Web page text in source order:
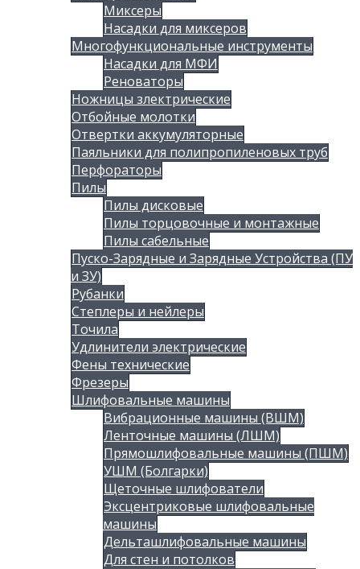
Миксеры
Насадки для миксеров
Многофункциональные инструменты
Насадки для МФИ
Реноваторы
Ножницы злектрические
Отбойные молотки
Отвертки аккумуляторные
Паяльники для полипропиленовых труб
Перфораторы
Пилы
Пилы дисковые
Пилы торцовочные и монтажные
Пилы сабельные
Пуско-Зарядные и Зарядные Устройства (ПУ
и ЗУ)
Рубанки
Степлеры и нейлеры
Точила
Удлинители электрические
Фены технические
Фрезеры
Шлифовальные машины
Вибрационные машины (ВШМ)
Ленточные машины (ЛШМ)
Прямошлифовальные машины (ПШМ)
УШМ (Болгарки)
Щеточные шлифователи
Эксцентриковые шлифовальные
машины
Дельташлифовальные машины
Для стен и потолков